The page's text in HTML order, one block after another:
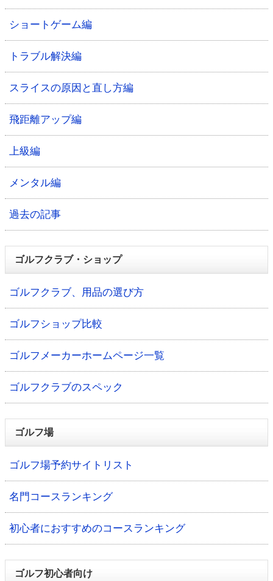
ショートゲーム編
トラブル解決編
スライスの原因と直し方編
飛距離アップ編
上級編
メンタル編
過去の記事
ゴルフクラブ・ショップ
ゴルフクラブ、用品の選び方
ゴルフショップ比較
ゴルフメーカーホームページ一覧
ゴルフクラブのスペック
ゴルフ場
ゴルフ場予約サイトリスト
名門コースランキング
初心者におすすめのコースランキング
ゴルフ初心者向け